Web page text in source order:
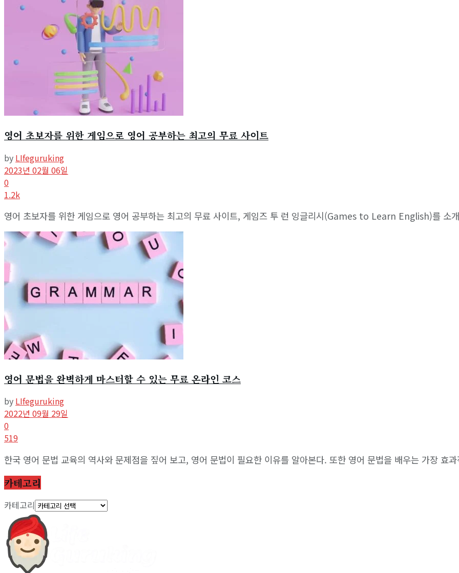
문의/연락하기
View All Result
영어 초보자를 위한 게임으로 영어 공부하는 최고의 무료 사이트
by LIfeguruking
2023년 02월 06일
0
1.2k
영어 초보자를 위한 게임으로 영어 공부하는 최고의 무료 사이트, 게임즈 투 런 잉글리시(Games to Learn English)를 소
영어 문법을 완벽하게 마스터할 수 있는 무료 온라인 코스
by LIfeguruking
2022년 09월 29일
0
519
한국 영어 문법 교육의 역사와 문제점을 짚어 보고, 영어 문법이 필요한 이유를 알아본다. 또한 영어 문법을 배우는 가장 효
카테고리
카테고리